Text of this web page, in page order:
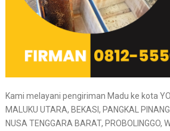
Kami melayani pengiriman Madu ke kota
MALUKU UTARA, BEKASI, PANGKAL
NUSA TENGGARA BARAT, PROBOLINGGO,